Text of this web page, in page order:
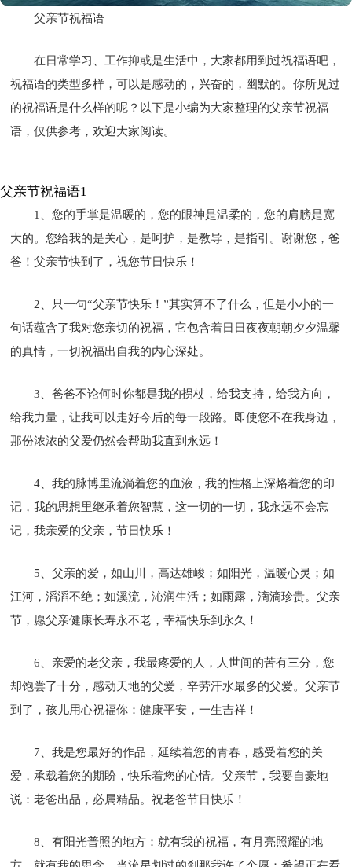
父亲节祝福语
在日常学习、工作抑或是生活中，大家都用到过祝福语吧，
祝福语的类型多样，可以是感动的，兴奋的，幽默的。你所见过
的祝福语是什么样的呢？以下是小编为大家整理的父亲节祝福
语，仅供参考，欢迎大家阅读。
父亲节祝福语1
1、您的手掌是温暖的，您的眼神是温柔的，您的肩膀是宽
大的。您给我的是关心，是呵护，是教导，是指引。谢谢您，爸
爸！父亲节快到了，祝您节日快乐！
2、只一句“父亲节快乐！”其实算不了什么，但是小小的一
句话蕴含了我对您亲切的祝福，它包含着日日夜夜朝朝夕夕温馨
的真情，一切祝福出自我的内心深处。
3、爸爸不论何时你都是我的拐杖，给我支持，给我方向，
给我力量，让我可以走好今后的每一段路。即使您不在我身边，
那份浓浓的父爱仍然会帮助我直到永远！
4、我的脉博里流淌着您的血液，我的性格上深烙着您的印
记，我的思想里继承着您智慧，这一切的一切，我永远不会忘
记，我亲爱的父亲，节日快乐！
5、父亲的爱，如山川，高达雄峻；如阳光，温暖心灵；如
江河，滔滔不绝；如溪流，沁润生活；如雨露，滴滴珍贵。父亲
节，愿父亲健康长寿永不老，幸福快乐到永久！
6、亲爱的老父亲，我最疼爱的人，人世间的苦有三分，您
却饱尝了十分，感动天地的父爱，辛劳汗水最多的父爱。父亲节
到了，孩儿用心祝福你：健康平安，一生吉祥！
7、我是您最好的作品，延续着您的青春，感受着您的关
爱，承载着您的期盼，快乐着您的心情。父亲节，我要自豪地
说：老爸出品，必属精品。祝老爸节日快乐！
8、有阳光普照的地方：就有我的祝福，有月亮照耀的地